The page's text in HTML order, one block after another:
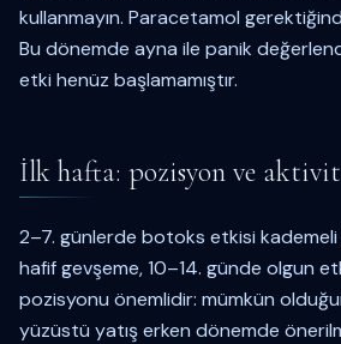
kullanmayın. Paracetamol
Bu dönemde ayna ile panik
etki henüz başlamamıştır.
İlk hafta: pozisyon ve
2–7. günlerde botoks etkisi
hafif gevşeme, 10–14. günde olgun
pozisyonu önemlidir: mümkün
yüzüstü yatış erken dönemde